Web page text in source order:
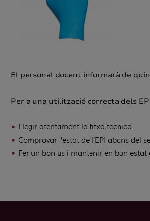
El personal docent informarà de
Per a una utilització correcta dels
Llegir atentament la fitxa tècnica.
Comprovar l’estat de l’EPI abans
Fer un bon ús i mantenir en bon estat